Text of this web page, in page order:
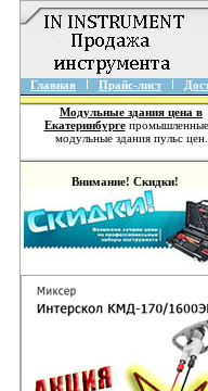
Главная Прайс-лист
Модульные здания цена в
Екатеринбурге
модульные здания пульс цен.
Внимание! Скидки!